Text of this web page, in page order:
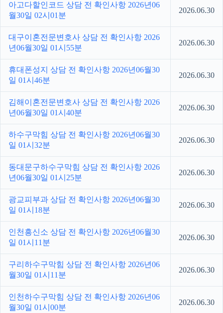
아고다할인코드 상담 전 확인사항 2026년06
월30일 02시01분
2026.06.30
대구이혼전문변호사 상담 전 확인사항 2026
년06월30일 01시55분
2026.06.30
휴대폰성지 상담 전 확인사항 2026년06월30
일 01시46분
2026.06.30
김해이혼전문변호사 상담 전 확인사항 2026
년06월30일 01시40분
2026.06.30
하수구막힘 상담 전 확인사항 2026년06월30
일 01시32분
2026.06.30
동대문구하수구막힘 상담 전 확인사항 2026
년06월30일 01시25분
2026.06.30
광교피부과 상담 전 확인사항 2026년06월30
일 01시18분
2026.06.30
인천흥신소 상담 전 확인사항 2026년06월30
일 01시11분
2026.06.30
구리하수구막힘 상담 전 확인사항 2026년06
월30일 01시11분
2026.06.30
인천하수구막힘 상담 전 확인사항 2026년06
월30일 01시00분
2026.06.30